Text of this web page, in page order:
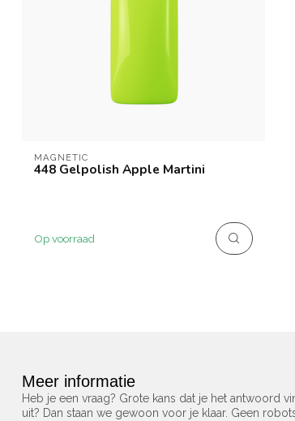
MAGNETIC
448 Gelpolish Apple Martini
Op voorraad
Meer informatie
Heb je een vraag? Grote kans dat je het antwoord
uit? Dan staan we gewoon voor je klaar. Geen